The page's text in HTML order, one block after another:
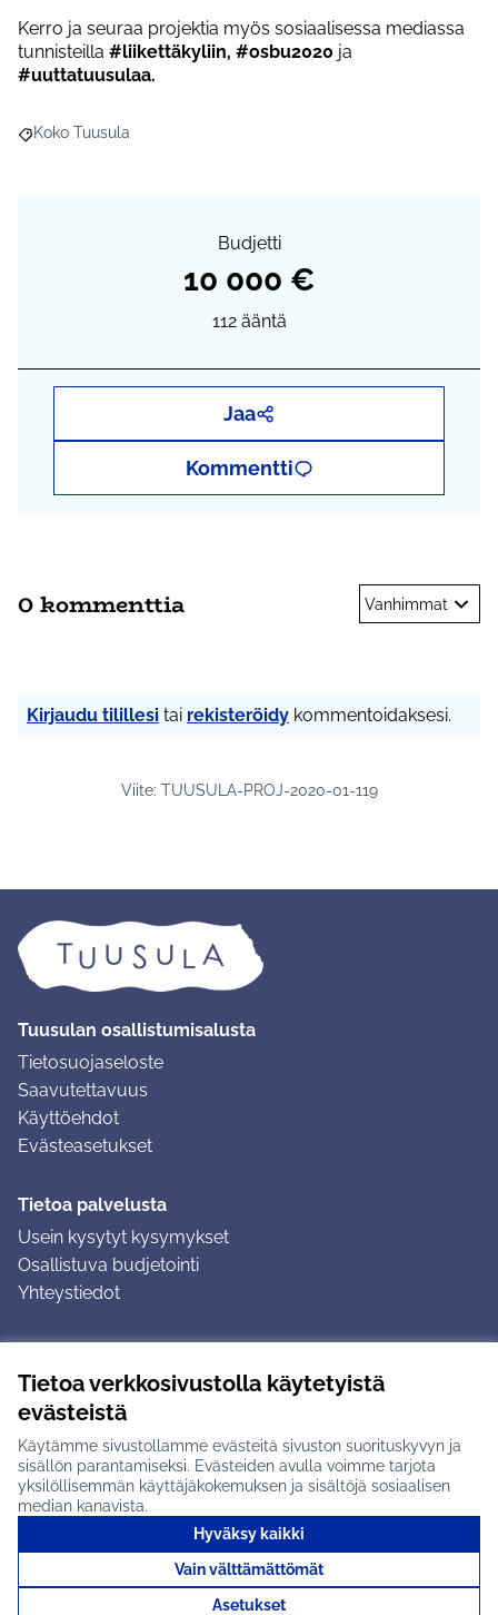
Tietoa verkkosivustolla käytetyistä
evästeistä
Käytämme sivustollamme evästeitä sivuston suorituskyvyn ja
sisällön parantamiseksi. Evästeiden avulla voimme tarjota
yksilöllisemmän käyttäjäkokemuksen ja sisältöjä sosiaalisen
median kanavista.
Hyväksy kaikki
Vain välttämättömät
Asetukset
Kerro ja seuraa projektia myös sosiaalisessa mediassa
tunnisteilla #liikettäkyliin, #osbu2020 ja
#uuttatuusulaa.
Rajaa tulokset aihepiirin mukaan: Koko Tuusula
Koko Tuusula
Budjetti
10 000 €
112 ääntä
Jaa
Kommentti
0 kommenttia Vanhimmat
Kirjaudu tilillesi tai rekisteröidy kommentoidaksesi.
Viite: TUUSULA-PROJ-2020-01-119
Tuusulan osallistumisalusta
Tietosuojaseloste
Saavutettavuus
Käyttöehdot
Evästeasetukset
Tietoa palvelusta
Usein kysytyt kysymykset
Osallistuva budjetointi
Yhteystiedot
Ohjeet kirjautumiseen
Ohjeet kommentin jättämiseen
Creative Commons -lisenssi
(Ulkoinen linkki)Verkkosivusto luotuvapaan ohjelmiston
Tuusulan osallistumisalusta X-palvelussa
(Ulkoinen linkki)